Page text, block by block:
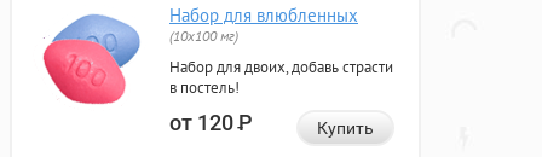
Набор для влюбленных
(10х100 мг)
Набор для двоих, добавь страсти
в постель!
от 120Р Купить